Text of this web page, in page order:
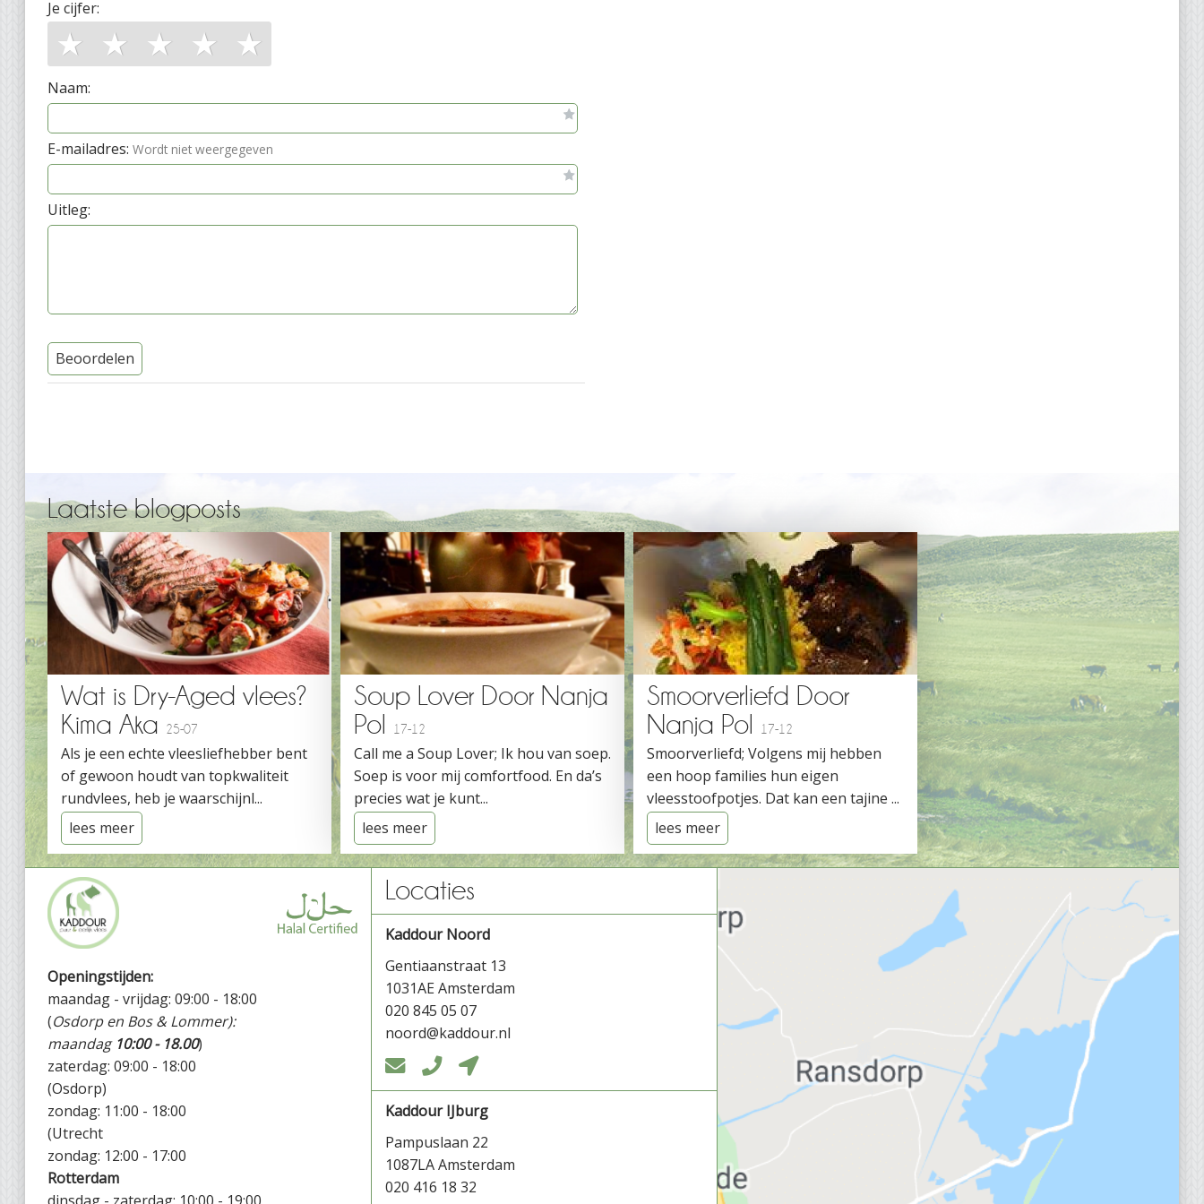
Je cijfer:
★ ★ ★ ★ ★
Naam:
E-mailadres: Wordt niet weergegeven
Uitleg:
Beoordelen
Laatste blogposts
Wat is Dry-Aged vlees?
Kima Aka
25-07
Als je een echte vleesliefhebber bent
of gewoon houdt van topkwaliteit
rundvlees, heb je waarschijnl...
lees meer
Soup Lover Door Nanja
Pol
17-12
Call me a Soup Lover; Ik hou van soep.
Soep is voor mij comfortfood. En da’s
precies wat je kunt...
lees meer
Smoorverliefd Door
Nanja Pol
17-12
Smoorverliefd; Volgens mij hebben
een hoop families hun eigen
vleesstoofpotjes. Dat kan een tajine ...
lees meer
Openingstijden:
maandag - vrijdag: 09:00 - 18:00
(Osdorp en Bos & Lommer):
maandag 10:00 - 18.00)
zaterdag: 09:00 - 18:00
(Osdorp)
zondag: 11:00 - 18:00
(Utrecht
zondag: 12:00 - 17:00
Rotterdam
Locaties
Kaddour Noord
Gentiaanstraat 13
1031AE Amsterdam
020 845 05 07
noord@kaddour.nl
  
Kaddour IJburg
Pampuslaan 22
1087LA Amsterdam
020 416 18 32